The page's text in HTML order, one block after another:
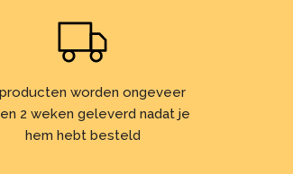
worden ongeveer
2 weken geleverd nadat je
hem hebt besteld